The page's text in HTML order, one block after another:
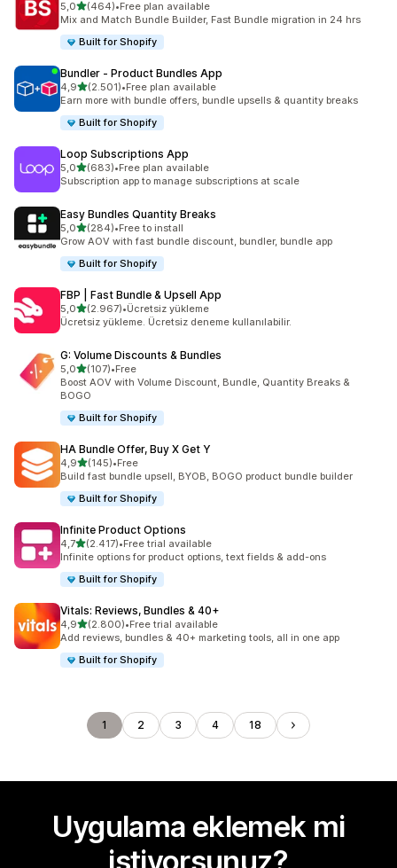
5,05 yıldız üzerinden
(464)
toplam 464 değerlendirme
•Free plan available
Mix and Match Bundle Builder, Fast Bundle migration in 24 hrs
Built for Shopify
Bundler ‑ Product Bundles App
4,95 yıldız üzerinden
(2.501)
toplam 2501 değerlendirme
•Free plan available
Earn more with bundle offers, bundle upsells & quantity breaks
Built for Shopify
Loop Subscriptions App
5,05 yıldız üzerinden
(683)
toplam 683 değerlendirme
•Free plan available
Subscription app to manage subscriptions at scale
Easy Bundles Quantity Breaks
5,05 yıldız üzerinden
(284)
toplam 284 değerlendirme
•Free to install
Grow AOV with fast bundle discount, bundler, bundle app
Built for Shopify
FBP | Fast Bundle & Upsell App
5,05 yıldız üzerinden
(2.967)
toplam 2967 değerlendirme
•Ücretsiz yükleme
Ücretsiz yükleme. Ücretsiz deneme kullanılabilir.
G: Volume Discounts & Bundles
5,05 yıldız üzerinden
(107)
toplam 107 değerlendirme
•Free
Boost AOV with Volume Discount, Bundle, Quantity Breaks &
BOGO
Built for Shopify
HA Bundle Offer, Buy X Get Y
4,95 yıldız üzerinden
(145)
toplam 145 değerlendirme
•Free
Build fast bundle upsell, BYOB, BOGO product bundle builder
Built for Shopify
Infinite Product Options
4,75 yıldız üzerinden
(2.417)
toplam 2417 değerlendirme
•Free trial available
Infinite options for product options, text fields & add-ons
Built for Shopify
Vitals: Reviews, Bundles & 40+
4,95 yıldız üzerinden
(2.800)
toplam 2800 değerlendirme
•Free trial available
Add reviews, bundles & 40+ marketing tools, all in one app
Built for Shopify
1 2 3 4 18
Uygulama eklemek mi
istiyorsunuz?